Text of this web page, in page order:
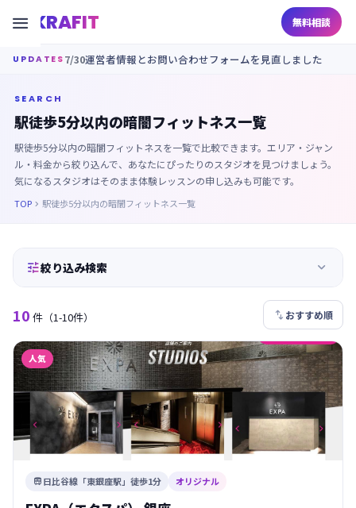
KRAFIT 無料相談

UPDATES 7/30運営者情報とお問い合わせフォームを見直しました
SEARCH
駅徒歩5分以内の暗闇フィットネス一覧
駅徒歩5分以内の暗闇フィットネスを一覧で比較できます。エリア・ジャン
ル・料金から絞り込んで、あなたにぴったりのスタジオを見つけましょう。
気になるスタジオはそのまま体験レッスンの申し込みも可能です。
TOP  駅徒歩5分以内の暗闇フィットネス一覧
絞り込み検索 
10 件 （1-10件）  おすすめ順
人気
 日比谷線「東銀座駅」徒歩1分 オリジナル